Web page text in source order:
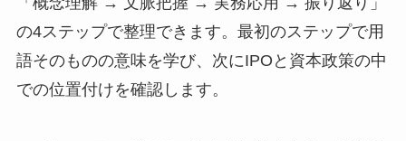
の4ステップで整理できます。最初のステップで用
語そのものの意味を学び、次にIPOと資本政策の中
での位置付けを確認します。